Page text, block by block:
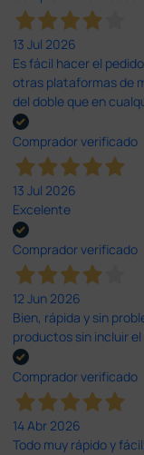
13 Jul 2026
Es fácil hacer el
otras plataformas de
del doble que en
Comprador verificado
13 Jul 2026
Excelente
Comprador verificado
12 Jun 2026
Bien, rápida y sin
productos sin incluir el
Comprador verificado
14 Abr 2026
Todo muy rápido y